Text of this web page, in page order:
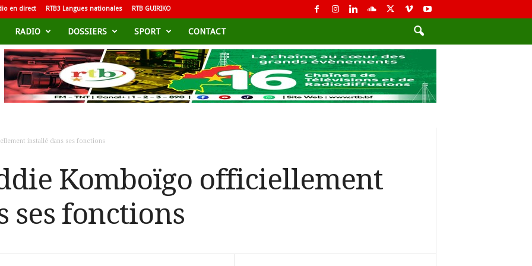
en direct RTB3 Langues nationales RTB GUIRIKO
RADIO DOSSIERS SPORT CONTACT
installé dans ses fonctions
Komboïgo officiellement
ses fonctions